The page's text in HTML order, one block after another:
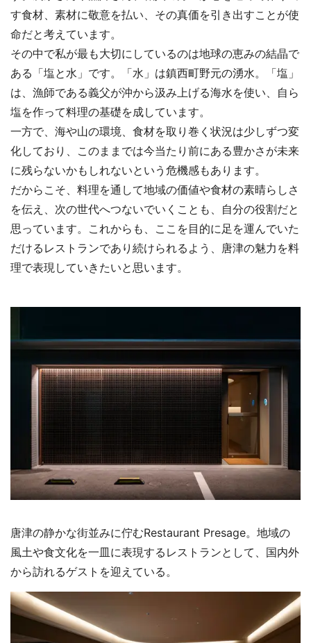
す食材、素材に敬意を払い、その真価を引き出すことが使
命だと考えています。
その中で私が最も大切にしているのは地球の恵みの結晶で
ある「塩と水」です。「水」は鎮西町野元の湧水。「塩」
は、漁師である義父が沖から汲み上げる海水を使い、自ら
塩を作って料理の基礎を成しています。
一方で、海や山の環境、食材を取り巻く状況は少しずつ変
化しており、このままでは今当たり前にある豊かさが未来
に残らないかもしれないという危機感もあります。
だからこそ、料理を通して地域の価値や食材の素晴らしさ
を伝え、次の世代へつないでいくことも、自分の役割だと
思っています。これからも、ここを目的に足を運んでいた
だけるレストランであり続けられるよう、唐津の魅力を料
理で表現していきたいと思います。
唐津の静かな街並みに佇むRestaurant Presage。地域の
風土や食文化を一皿に表現するレストランとして、国内外
から訪れるゲストを迎えている。